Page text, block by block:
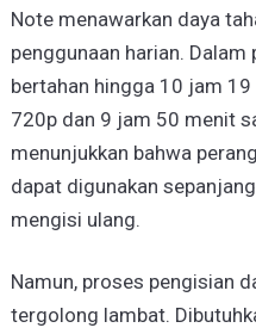
Note menawarkan daya
penggunaan harian.
bertahan hingga 10 jam
720p dan 9 jam 50 menit
menunjukkan bahwa
dapat digunakan
mengisi ulang.
Namun, proses pengisian
tergolong lambat.